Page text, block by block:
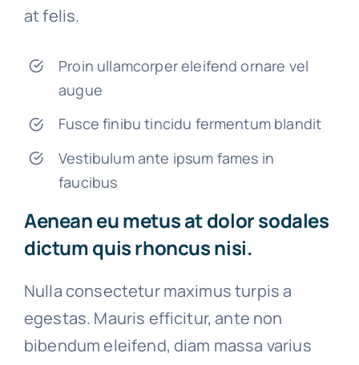
at felis.
Proin ullamcorper eleifend ornare vel
augue
Fusce finibu tincidu fermentum blandit
Vestibulum ante ipsum fames in
faucibus
Aenean eu metus at dolor sodales
dictum quis rhoncus nisi.
Nulla consectetur maximus turpis a
egestas. Mauris efficitur, ante non
bibendum eleifend, diam massa varius